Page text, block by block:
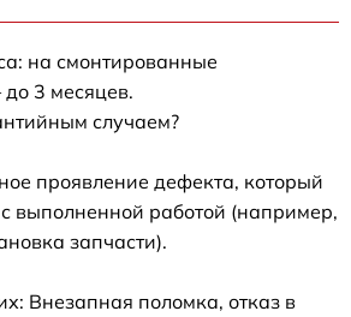
на смонтированные
3 месяцев.
случаем?
проявление дефекта, который
выполненной работой (например,
запчасти).
Внезапная поломка, отказ в